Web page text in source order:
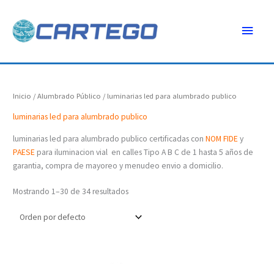
contenido
Inicio /Alumbrado Público / luminarias led para alumbrado publico
luminarias led para alumbrado publico
luminarias led para alumbrado publico certificadas conNOM FIDEy
PAESE para iluminacion vial en calles Tipo A B C de 1 hasta 5 años de
garantia, compra de mayoreo y menudeo envio a domicilio.
Mostrando 1–30 de 34 resultados